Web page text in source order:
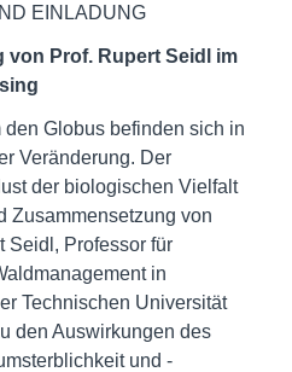
EINLADUNG
von Prof. Rupert Seidl im
Globus befinden sich in
Veränderung. Der
der biologischen Vielfalt
Zusammensetzung von
Seidl, Professor für
in
Technischen Universität
den Auswirkungen des
und -